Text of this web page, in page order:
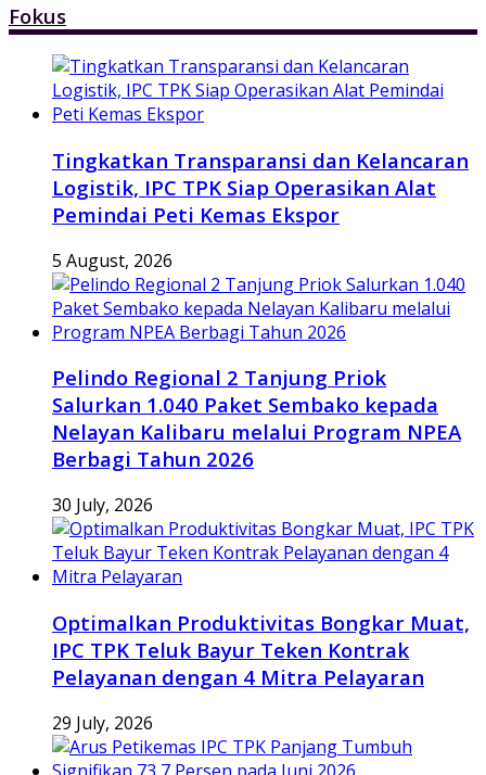
Fokus
Tingkatkan Transparansi dan Kelancaran
Logistik, IPC TPK Siap Operasikan Alat
Pemindai Peti Kemas Ekspor
5 August, 2026
Pelindo Regional 2 Tanjung Priok
Salurkan 1.040 Paket Sembako kepada
Nelayan Kalibaru melalui Program NPEA
Berbagi Tahun 2026
30 July, 2026
Optimalkan Produktivitas Bongkar Muat,
IPC TPK Teluk Bayur Teken Kontrak
Pelayanan dengan 4 Mitra Pelayaran
29 July, 2026